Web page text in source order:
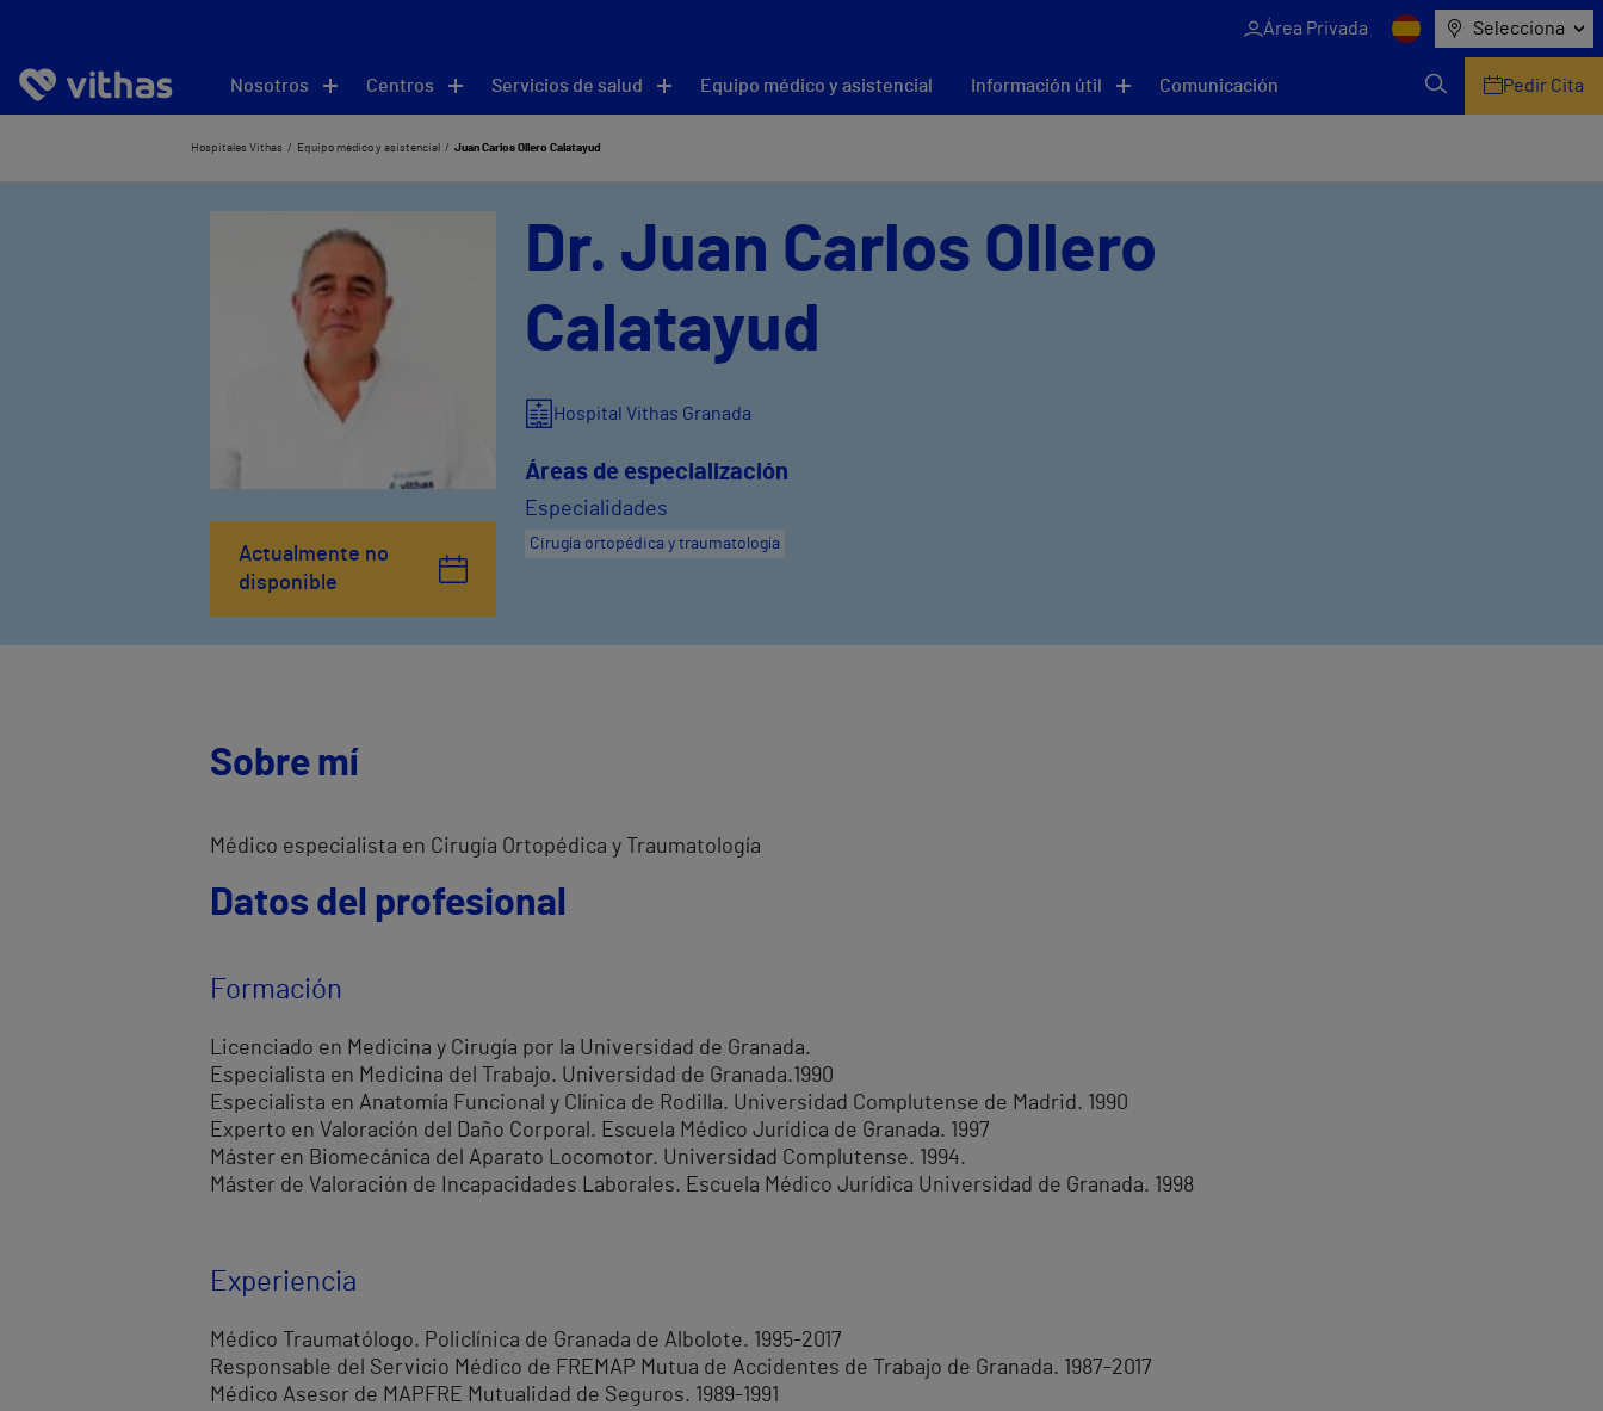
Área Privada Selecciona
Nosotros Centros Servicios de salud Equipo médico y asistencial Información útil Comunicación Pedir Cita
Hospitales Vithas Equipo médico y asistencial Juan Carlos Ollero Calatayud
Actualmente no
disponible
Dr. Juan Carlos Ollero
Calatayud
Hospital Vithas Granada
Áreas de especialización
Especialidades
Cirugía ortopédica y traumatología
Sobre mí
Médico especialista en Cirugía Ortopédica y Traumatología
Datos del profesional
Formación
Licenciado en Medicina y Cirugía por la Universidad de Granada.
Especialista en Medicina del Trabajo. Universidad de Granada.1990
Especialista en Anatomía Funcional y Clínica de Rodilla. Universidad Complutense de Madrid. 1990
Experto en Valoración del Daño Corporal. Escuela Médico Jurídica de Granada. 1997
Máster en Biomecánica del Aparato Locomotor. Universidad Complutense. 1994.
Máster de Valoración de Incapacidades Laborales. Escuela Médico Jurídica Universidad de Granada. 1998
Experiencia
Médico Traumatólogo. Policlínica de Granada de Albolote. 1995-2017
Responsable del Servicio Médico de FREMAP Mutua de Accidentes de Trabajo de Granada. 1987-2017
Médico Asesor de MAPFRE Mutualidad de Seguros. 1989-1991